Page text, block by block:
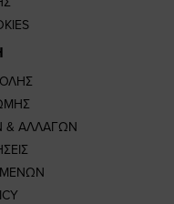
& ΑΛΛΑΓΩΝ